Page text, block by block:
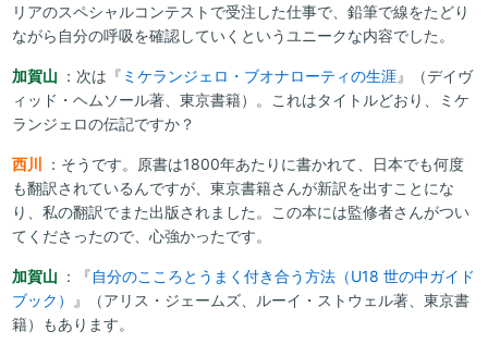
リアのスペシャルコンテストで受注した仕事で、鉛筆で線をたどり
ながら自分の呼吸を確認していくというユニークな内容でした。
加賀山 ：次は『 ミケランジェロ・ブオナローティの生涯』（デイヴ
ィッド・ヘムソール著、東京書籍）。これはタイトルどおり、ミケ
ランジェロの伝記ですか？
西川
：そうです。原書は1800年あたりに書かれて、日本でも何度
も翻訳されているんですが、東京書籍さんが新訳を出すことにな
り、私の翻訳でまた出版されました。この本には監修者さんがつい
てくださったので、心強かったです。
加賀山 ：『自分のこころとうまく付き合う方法（U18 世の中ガイド
ブック）
』（アリス・ジェームズ、ルーイ・ストウェル著、東京書
籍）もあります。